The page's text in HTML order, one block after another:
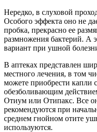
Нередко, в слуховой
Особого эффекта оно не
пробка, прекрасно ее
размножения бактерий. А
вариант при ушной
В аптеках представлен
местного лечения, в том
можете приобрести капли
обезболивающим
Отиум или Отипакс. Все
рекомендуются при
среднем гнойном отите
используются.